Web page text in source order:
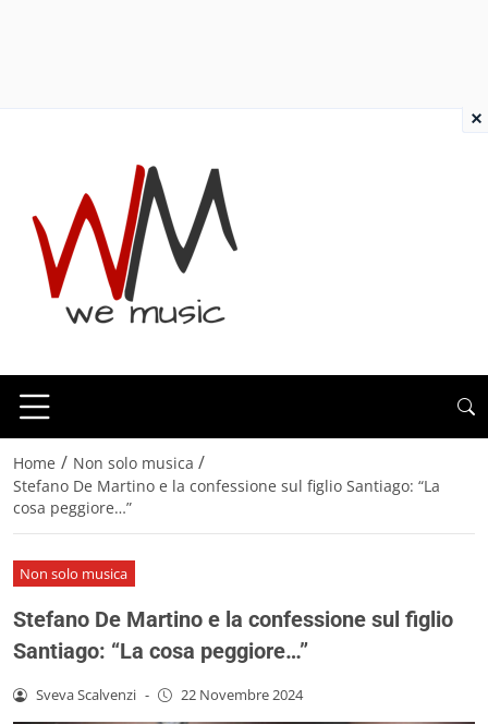
Home / Non solo musica /
Stefano De Martino e la confessione sul figlio Santiago: “La
cosa peggiore…”
Non solo musica
Stefano De Martino e la confessione sul figlio
Santiago: “La cosa peggiore…”
Sveva Scalvenzi - 22 Novembre 2024
×